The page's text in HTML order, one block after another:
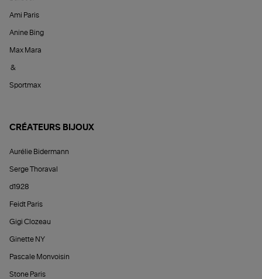
Ami Paris
Anine Bing
Max Mara
&
Sportmax
CRÉATEURS BIJOUX
Aurélie Bidermann
Serge Thoraval
d1928
Feidt Paris
Gigi Clozeau
Ginette NY
Pascale Monvoisin
Stone Paris